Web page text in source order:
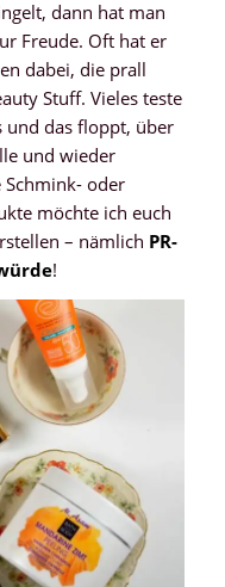
dann hat man
Freude. Oft hat er
dabei, die prall
Stuff. Vieles teste
und das floppt, über
und wieder
oder
möchte ich euch
– nämlich PR-
!